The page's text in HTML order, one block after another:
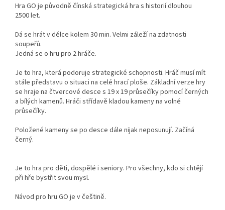
Hra GO je původně čínská strategická hra s historií dlouhou
2500 let.
Dá se hrát v délce kolem 30 min. Velmi záleží na zdatnosti
soupeřů.
Jedná se o hru pro 2 hráče.
Je to hra, která podoruje strategické schopnosti. Hráč musí mít
stále představu o situaci na celé hrací ploše. Základní verze hry
se hraje na čtvercové desce s 19 x 19 průsečíky pomocí černých
a bílých kamenů. Hráči střídavě kladou kameny na volné
průsečíky.
Položené kameny se po desce dále nijak neposunují. Začíná
černý.
Je to hra pro děti, dospělé i seniory. Pro všechny, kdo si chtějí
při hře bystřit svou mysl.
Návod pro hru GO je v češtině.